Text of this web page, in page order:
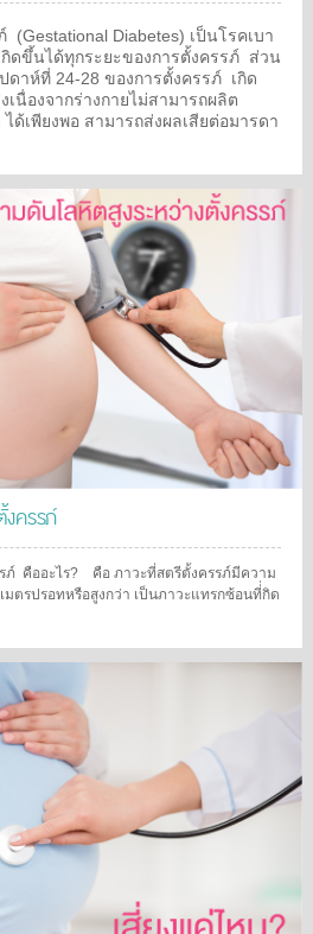
(Gestational Diabetes) เป็นโรคเบา
ดขึ้นได้ทุกระยะของการตั้งครรภ์ ส่วน
าห์ที่ 24-28 ของการตั้งครรภ์ เกิด
นื่องจากร่างกายไม่สามารถผลิต
ได้เพียงพอ สามารถส่งผลเสียต่อมารดา
งครรภ์
ภ์ คืออะไร? คือ ภาวะที่สตรีตั้งครรภ์มีความ
มตรปรอทหรือสูงกว่า เป็นภาวะแทรกซ้อนที่่กิด